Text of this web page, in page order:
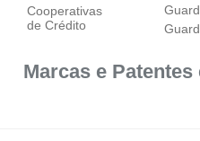
Cooperativas
de Crédito
Marcas e